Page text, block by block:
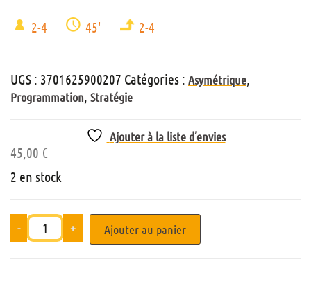
2-4 45' 2-4
UGS : 3701625900207 Catégories : Asymétrique,
Programmation, Stratégie
Ajouter à la liste d’envies
45,00 €
2 en stock
- + Ajouter au panier